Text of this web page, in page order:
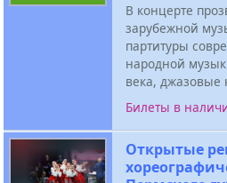
В концерте
зарубежной
партитуры
народной
века, джазовые
Билеты в
Открытые